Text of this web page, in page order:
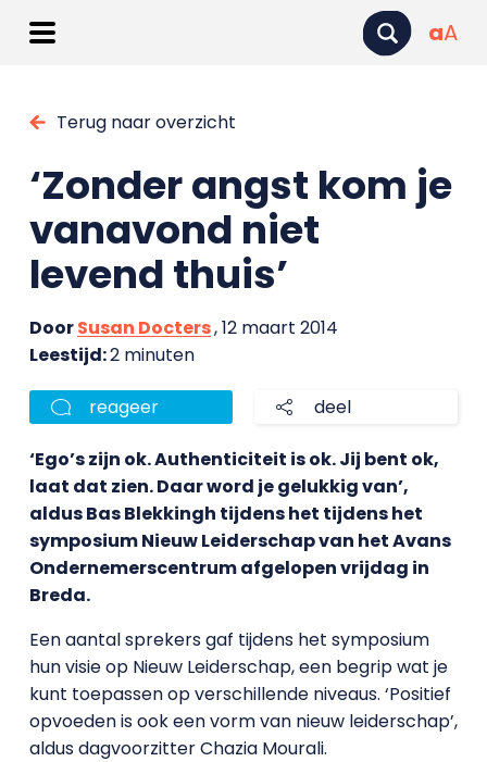
aA
Terug naar overzicht
‘Zonder angst kom je
vanavond niet
levend thuis’
DoorSusan Docters, 12 maart 2014
Leestijd:2 minuten
reageer deel
‘Ego’s zijn ok. Authenticiteit is ok. Jij bent ok,
laat dat zien. Daar word je gelukkig van’,
aldus Bas Blekkingh tijdens het tijdens het
symposium Nieuw Leiderschap van het Avans
Ondernemerscentrum afgelopen vrijdag in
Breda.
Een aantal sprekers gaf tijdens het symposium
hun visie op Nieuw Leiderschap, een begrip wat je
kunt toepassen op verschillende niveaus. ‘Positief
opvoeden is ook een vorm van nieuw leiderschap’,
aldus dagvoorzitter Chazia Mourali.